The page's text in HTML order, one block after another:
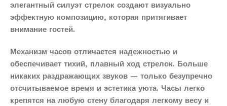
элегантный силуэт стрелок создают визуально
эффектную композицию, которая притягивает
внимание гостей.
Механизм часов отличается надежностью и
обеспечивает тихий, плавный ход стрелок. Больше
никаких раздражающих звуков — только безупречно
отсчитываемое время и эстетика уюта. Часы легко
крепятся на любую стену благодаря легкому весу и